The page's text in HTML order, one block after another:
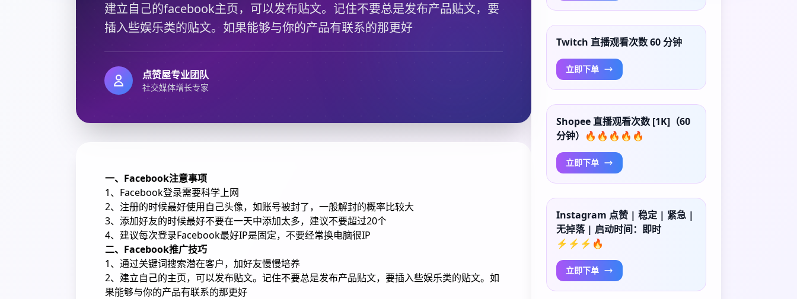
建立自己的facebook主页，可以发布贴文。记住不要总是发布产品贴文，要
插入些娱乐类的贴文。如果能够与你的产品有联系的那更好
点赞屋专业团队
社交媒体增长专家
一、Facebook注意事项
1、Facebook登录需要科学上网
2、注册的时候最好使用自己头像，如账号被封了，一般解封的概率比较大
3、添加好友的时候最好不要在一天中添加太多，建议不要超过20个
4、建议每次登录Facebook最好IP是固定，不要经常换电脑很IP
二、Facebook推广技巧
1、通过关键词搜索潜在客户，加好友慢慢培养
2、建立自己的主页，可以发布贴文。记住不要总是发布产品贴文，要插入些娱乐类的贴文。如
果能够与你的产品有联系的那更好
Twitch 直播观看次数 60 分钟
立即下单
Shopee 直播观看次数 [1K]（60
分钟）🔥🔥🔥🔥🔥
立即下单
Instagram 点赞 | 稳定 | 紧急 |
无掉落 | 启动时间：即时
⚡⚡⚡🔥
立即下单